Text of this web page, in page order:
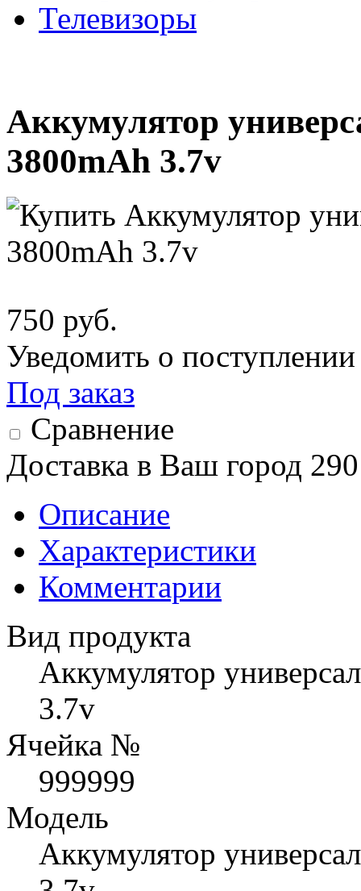
Телевизоры
Аккумулятор
3800mAh 3.7v
750 руб.
Уведомить о поступлении
Под заказ
Сравнение
Доставка в Ваш город
Описание
Характеристики
Комментарии
Вид продукта
Аккумулятор
3.7v
Ячейка №
999999
Модель
Аккумулятор